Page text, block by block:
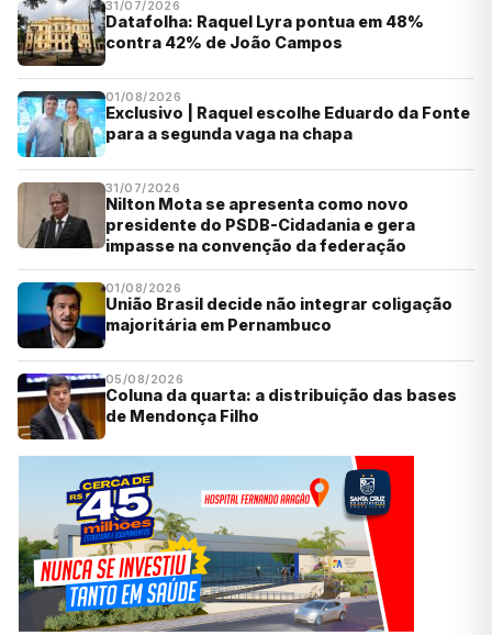
31/07/2026
Datafolha: Raquel Lyra pontua em 48%
contra 42% de João Campos
01/08/2026
Exclusivo | Raquel escolhe Eduardo da Fonte
para a segunda vaga na chapa
31/07/2026
Nilton Mota se apresenta como novo
presidente do PSDB-Cidadania e gera
impasse na convenção da federação
01/08/2026
União Brasil decide não integrar coligação
majoritária em Pernambuco
05/08/2026
Coluna da quarta: a distribuição das bases
de Mendonça Filho